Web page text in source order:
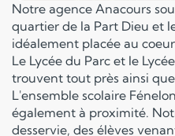
Notre agence Anacours
quartier de la Part Dieu et
idéalement placée au
Le Lycée du Parc et le
trouvent tout près ainsi
L'ensemble scolaire
également à proximité.
desservie, des élèves